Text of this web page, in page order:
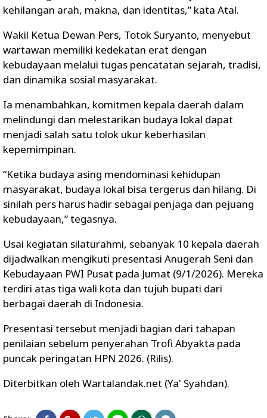
kehilangan arah, makna, dan identitas,” kata Atal.
Wakil Ketua Dewan Pers, Totok Suryanto, menyebut
wartawan memiliki kedekatan erat dengan
kebudayaan melalui tugas pencatatan sejarah, tradisi,
dan dinamika sosial masyarakat.
Ia menambahkan, komitmen kepala daerah dalam
melindungi dan melestarikan budaya lokal dapat
menjadi salah satu tolok ukur keberhasilan
kepemimpinan.
“Ketika budaya asing mendominasi kehidupan
masyarakat, budaya lokal bisa tergerus dan hilang. Di
sinilah pers harus hadir sebagai penjaga dan pejuang
kebudayaan,” tegasnya.
Usai kegiatan silaturahmi, sebanyak 10 kepala daerah
dijadwalkan mengikuti presentasi Anugerah Seni dan
Kebudayaan PWI Pusat pada Jumat (9/1/2026). Mereka
terdiri atas tiga wali kota dan tujuh bupati dari
berbagai daerah di Indonesia.
Presentasi tersebut menjadi bagian dari tahapan
penilaian sebelum penyerahan Trofi Abyakta pada
puncak peringatan HPN 2026. (Rilis).
Diterbitkan oleh Wartalandak.net (Ya' Syahdan).